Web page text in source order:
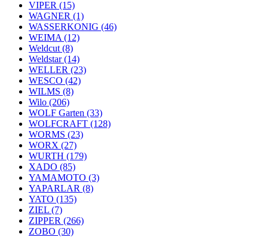
VIPER (15)
WAGNER (1)
WASSERKONIG (46)
WEIMA (12)
Weldcut (8)
Weldstar(14)
WELLER (23)
WESCO (42)
WILMS (8)
Wilo (206)
WOLF Garten (33)
WOLFCRAFT (128)
WORMS (23)
WORX (27)
WURTH (179)
XADO (85)
YAMAMOTO (3)
YAPARLAR (8)
YATO (135)
ZIEL (7)
ZIPPER (266)
ZOBO (30)